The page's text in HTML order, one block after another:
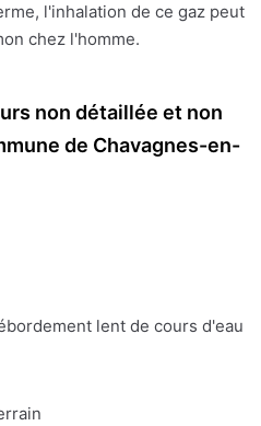
l'inhalation de ce gaz peut
chez l'homme.
non détaillée et non
de Chavagnes-en-
lent de cours d'eau